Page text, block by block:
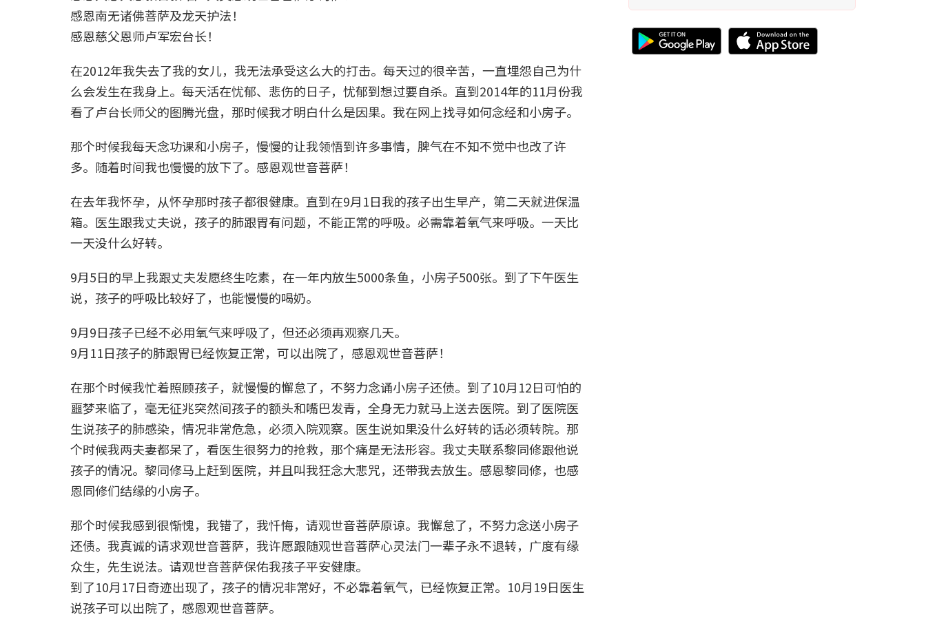
感恩南无诸佛菩萨及龙天护法！
感恩慈父恩师卢军宏台长！
在2012年我失去了我的女儿，我无法承受这么大的打击。每天过的很辛苦，一直埋怨自己为什
么会发生在我身上。每天活在忧郁、悲伤的日子，忧郁到想过要自杀。直到2014年的11月份我
看了卢台长师父的图腾光盘，那时候我才明白什么是因果。我在网上找寻如何念经和小房子。
那个时候我每天念功课和小房子，慢慢的让我领悟到许多事情，脾气在不知不觉中也改了许
多。随着时间我也慢慢的放下了。感恩观世音菩萨！
在去年我怀孕，从怀孕那时孩子都很健康。直到在9月1日我的孩子出生早产，第二天就进保温
箱。医生跟我丈夫说，孩子的肺跟胃有问题，不能正常的呼吸。必需靠着氧气来呼吸。一天比
一天没什么好转。
9月5日的早上我跟丈夫发愿终生吃素，在一年内放生5000条鱼，小房子500张。到了下午医生
说，孩子的呼吸比较好了，也能慢慢的喝奶。
9月9日孩子已经不必用氧气来呼吸了，但还必须再观察几天。
9月11日孩子的肺跟胃已经恢复正常，可以出院了，感恩观世音菩萨！
在那个时候我忙着照顾孩子，就慢慢的懈怠了，不努力念诵小房子还债。到了10月12日可怕的
噩梦来临了，毫无征兆突然间孩子的额头和嘴巴发青，全身无力就马上送去医院。到了医院医
生说孩子的肺感染，情况非常危急，必须入院观察。医生说如果没什么好转的话必须转院。那
个时候我两夫妻都呆了，看医生很努力的抢救，那个痛是无法形容。我丈夫联系黎同修跟他说
孩子的情况。黎同修马上赶到医院，并且叫我狂念大悲咒，还带我去放生。感恩黎同修，也感
恩同修们结缘的小房子。
那个时候我感到很惭愧，我错了，我忏悔，请观世音菩萨原谅。我懈怠了，不努力念送小房子
还债。我真诚的请求观世音菩萨，我许愿跟随观世音菩萨心灵法门一辈子永不退转，广度有缘
众生，先生说法。请观世音菩萨保佑我孩子平安健康。
到了10月17日奇迹出现了，孩子的情况非常好，不必靠着氧气，已经恢复正常。10月19日医生
说孩子可以出院了，感恩观世音菩萨。